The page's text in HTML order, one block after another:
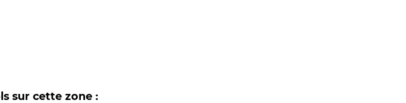
sur cette zone :